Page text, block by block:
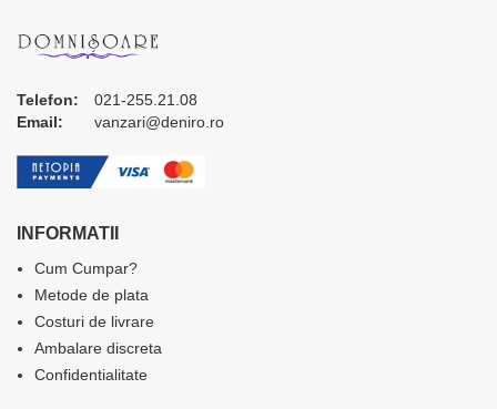
Telefon:
021-255.21.08
Email:
vanzari@deniro.ro
INFORMATII
Cum Cumpar?
Metode de plata
Costuri de livrare
Ambalare discreta
Confidentialitate